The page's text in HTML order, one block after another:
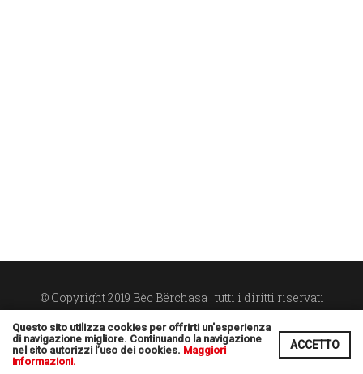
© Copyright 2019 Bèc Bërchasa | tutti i diritti riservati
Privacy Policy Cookie Policy
Realizzato daLeonardo Web Area riservata
Questo sito utilizza cookies per offrirti un'esperienza
di navigazione migliore. Continuando la navigazione
nel sito autorizzi l’uso dei cookies. Maggiori
informazioni.
ACCETTO